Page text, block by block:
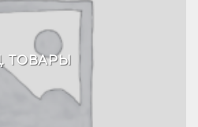
ТОВАРЫ